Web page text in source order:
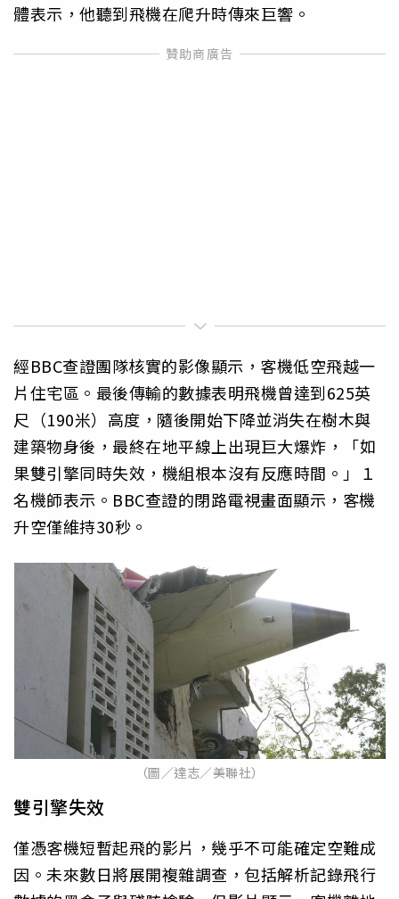
體表示，他聽到飛機在爬升時傳來巨響。
經BBC查證團隊核實的影像顯示，客機低空飛越一
片住宅區。最後傳輸的數據表明飛機曾達到625英
尺（190米）高度，隨後開始下降並消失在樹木與
建築物身後，最終在地平線上出現巨大爆炸，「如
果雙引擎同時失效，機組根本沒有反應時間。」１
名機師表示。BBC查證的閉路電視畫面顯示，客機
升空僅維持30秒。
（圖／達志／美聯社）
雙引擎失效
僅憑客機短暫起飛的影片，幾乎不可能確定空難成
因。未來數日將展開複雜調查，包括解析記錄飛行